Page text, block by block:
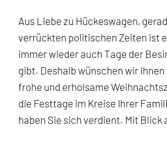
Aus Liebe zu Hückeswagen,
verrückten politischen Zeiten ist
immer wieder auch Tage der
gibt. Deshalb wünschen wir Ihnen
frohe und erholsame
die Festtage im Kreise Ihrer
haben Sie sich verdient. Mit Blick